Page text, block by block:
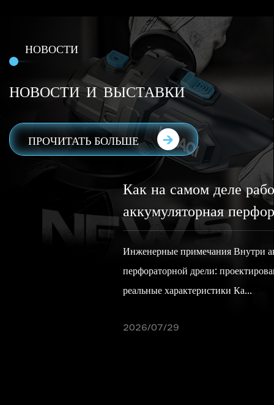
НОВОСТИ
НОВОСТИ И ВЫСТАВКИ
ПРОЧИТАТЬ БОЛЬШЕ
Как на самом деле работает
аккумуляторная перфораторная дрель
Инженерные примечания Внутри аккумуляторной
перфораторной дрели: проектирование, производство и
реальные характеристики Ка...